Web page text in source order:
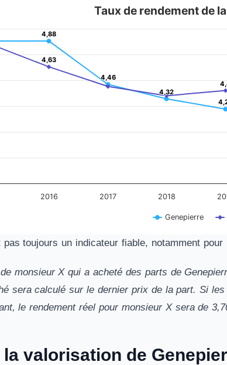
de la SCPI Genepierre
displaying categories.
displaying Montant en euros. Data ranges from 3.78
Taux de rendement de
4,88
4,88
4,46
4,46
4,32
4,32
4,63
4,63
Genepierre
2016 2017 2018
pas toujours un indicateur fiable, notamment
de monsieur X qui a acheté des parts de
sera calculé sur le dernier prix de la part. Si
le rendement réel pour monsieur X sera de
valorisation de